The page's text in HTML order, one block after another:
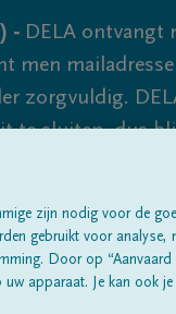
- DELA ontvangt
men
zorgvuldig.
te sluiten, dus
Alle
zijn nodig voor de
gebruikt voor analyse,
Door op
apparaat. Je kan ook je